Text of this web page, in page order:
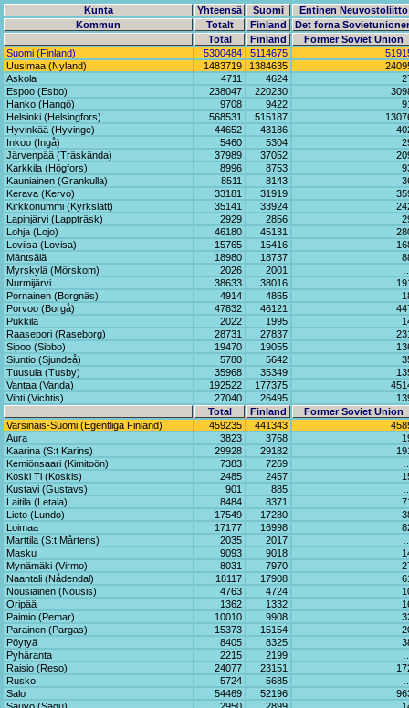
Kunta Yhteensä Suomi
Entinen Neuvostoliitto
Kommun
Totalt Finland
Det forna
Total
Finland
Former Soviet Union
Suomi (Finland)
5300484 5114675
Uusimaa (Nyland)
1483719 1384635
Askola
4711 4624
Espoo (Esbo)
238047 220230
Hanko (Hangö)
9708 9422
Helsinki (Helsingfors)
568531 515187
Hyvinkää (Hyvinge)
44652 43186
Inkoo (Ingå)
5460 5304
Järvenpää (Träskända)
37989 37052
Karkkila (Högfors)
8996 8753
Kauniainen (Grankulla)
8511 8143
Kerava (Kervo)
33181 31919
Kirkkonummi (Kyrkslätt)
35141 33924
Lapinjärvi (Lappträsk)
2929 2856
Lohja (Lojo)
46180 45131
Loviisa (Lovisa)
15765 15416
Mäntsälä
18980 18737
Myrskylä (Mörskom)
2026 2001
Nurmijärvi
38633 38016
Pornainen (Borgnäs)
4914 4865
Porvoo (Borgå)
47832 46121
Pukkila
2022 1995
Raasepori (Raseborg)
28731 27837
Sipoo (Sibbo)
19470 19055
Siuntio (Sjundeå)
5780 5642
Tuusula (Tusby)
35968 35349
Vantaa (Vanda)
192522 177375
Vihti (Vichtis)
27040 26495
Total
Finland
Former Soviet Union
Varsinais-Suomi (Egentliga Finland)
459235 441343
Aura
3823 3768
Kaarina (S:t Karins)
29928 29182
Kemiönsaari (Kimitoön)
7383 7269
Koski Tl (Koskis)
2485 2457
Kustavi (Gustavs)
901 885
Laitila (Letala)
8484 8371
Lieto (Lundo)
17549 17280
Loimaa
17177 16998
Marttila (S:t Mårtens)
2035 2017
Masku
9093 9018
Mynämäki (Virmo)
8031 7970
Naantali (Nådendal)
18117 17908
Nousiainen (Nousis)
4763 4724
Oripää
1362 1332
Paimio (Pemar)
10010 9908
Parainen (Pargas)
15373 15154
Pöytyä
8405 8325
Pyhäranta
2215 2199
Raisio (Reso)
24077 23151
Rusko
5724 5685
Salo
54469 52196